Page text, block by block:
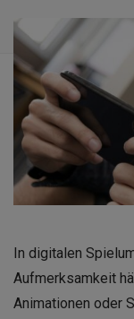
In digitalen
Aufmerksamkeit
Animationen oder